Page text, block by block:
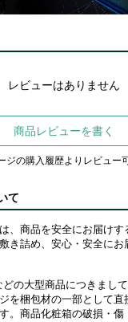
レビューはありません
商品レビューを書く
ジの購入履歴よりレビュー
て
、商品を安全にお届け
き詰め、安心・安全にお
の大型商品につきまし
を梱包材の一部として直
。商品化粧箱の破損・傷